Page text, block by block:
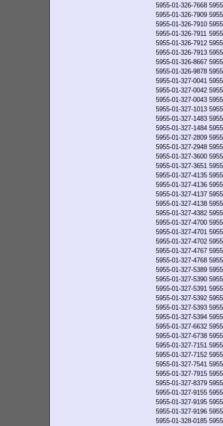
5955-01-326-7668
5955-01-326-7909
5955-01-326-7910
5955-01-326-7911
5955-01-326-7912
5955-01-326-7913
5955-01-326-8667
5955-01-326-9878
5955-01-327-0041
5955-01-327-0042
5955-01-327-0043
5955-01-327-1013
5955-01-327-1483
5955-01-327-1484
5955-01-327-2809
5955-01-327-2948
5955-01-327-3600
5955-01-327-3651
5955-01-327-4135
5955-01-327-4136
5955-01-327-4137
5955-01-327-4138
5955-01-327-4382
5955-01-327-4700
5955-01-327-4701
5955-01-327-4702
5955-01-327-4767
5955-01-327-4768
5955-01-327-5389
5955-01-327-5390
5955-01-327-5391
5955-01-327-5392
5955-01-327-5393
5955-01-327-5394
5955-01-327-6632
5955-01-327-6738
5955-01-327-7151
5955-01-327-7152
5955-01-327-7541
5955-01-327-7915
5955-01-327-8379
5955-01-327-9155
5955-01-327-9195
5955-01-327-9196
5955-01-328-0185